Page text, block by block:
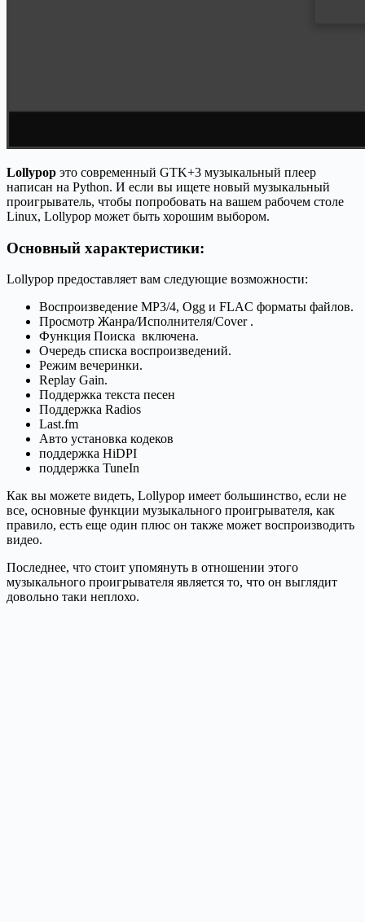
Lollypop это современный GTK+3 музыкальный плеер
написан на Python. И если вы ищете новый музыкальный
проигрыватель, чтобы попробовать на вашем рабочем столе
Linux, Lollypop может быть хорошим выбором.
Основный характеристики:
Lollypop предоставляет вам следующие возможности:
Воспроизведение MP3/4, Ogg и FLAC форматы файлов.
Просмотр Жанра/Исполнителя/Cover .
Функция Поиска включена.
Очередь списка воспроизведений.
Режим вечеринки.
Replay Gain.
Поддержка текста песен
Поддержка Radios
Last.fm
Авто установка кодеков
поддержка HiDPI
поддержка TuneIn
Как вы можете видеть, Lollypop имеет большинство, если не
все, основные функции музыкального проигрывателя, как
правило, есть еще один плюс он также может воспроизводить
видео.
Последнее, что стоит упомянуть в отношении этого
музыкального проигрывателя является то, что он выглядит
довольно таки неплохо.